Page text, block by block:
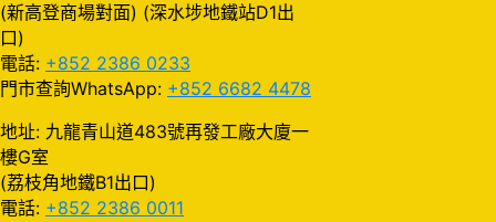
(新高登商場對面) (深水埗地鐵站D1出
口)
電話: +852 2386 0233
門市查詢WhatsApp: +852 6682 4478
地址: 九龍青山道483號再發工廠大廈一
樓G室
(荔枝角地鐵B1出口)
電話: +852 2386 0011